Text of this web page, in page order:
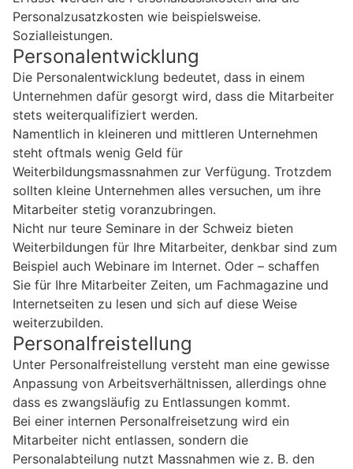
Personalzusatzkosten wie beispielsweise.
Sozialleistungen.
Personalentwicklung
Die Personalentwicklung bedeutet, dass in einem
Unternehmen dafür gesorgt wird, dass die Mitarbeiter
stets weiterqualifiziert werden.
Namentlich in kleineren und mittleren Unternehmen
steht oftmals wenig Geld für
Weiterbildungsmassnahmen zur Verfügung. Trotzdem
sollten kleine Unternehmen alles versuchen, um ihre
Mitarbeiter stetig voranzubringen.
Nicht nur teure Seminare in der Schweiz bieten
Weiterbildungen für Ihre Mitarbeiter, denkbar sind zum
Beispiel auch Webinare im Internet. Oder – schaffen
Sie für Ihre Mitarbeiter Zeiten, um Fachmagazine und
Internetseiten zu lesen und sich auf diese Weise
weiterzubilden.
Personalfreistellung
Unter Personalfreistellung versteht man eine gewisse
Anpassung von Arbeitsverhältnissen, allerdings ohne
dass es zwangsläufig zu Entlassungen kommt.
Bei einer internen Personalfreisetzung wird ein
Mitarbeiter nicht entlassen, sondern die
Personalabteilung nutzt Massnahmen wie z. B. den